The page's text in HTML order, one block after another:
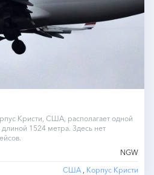
Кристи, США, располагает одной
1524 метра. Здесь нет
NGW
США Корпус Кристи